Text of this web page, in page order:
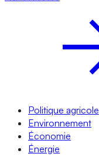
Politique agricole
Environnement
Économie
Énergie